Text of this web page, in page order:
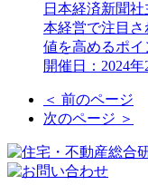
日本経済新聞
本経営で注目
値を高めるポイ
開催日：2024
＜ 前のページ
次のページ ＞